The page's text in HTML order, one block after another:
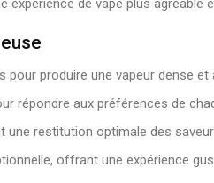
expérience de vape plus agréable
produire une vapeur dense
répondre aux préférences de
une restitution optimale des
offrant une expérience